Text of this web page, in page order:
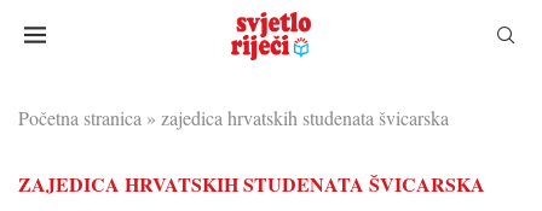
Početna stranica » zajedica hrvatskih studenata švicarska
ZAJEDICA HRVATSKIH STUDENATA ŠVICARSKA